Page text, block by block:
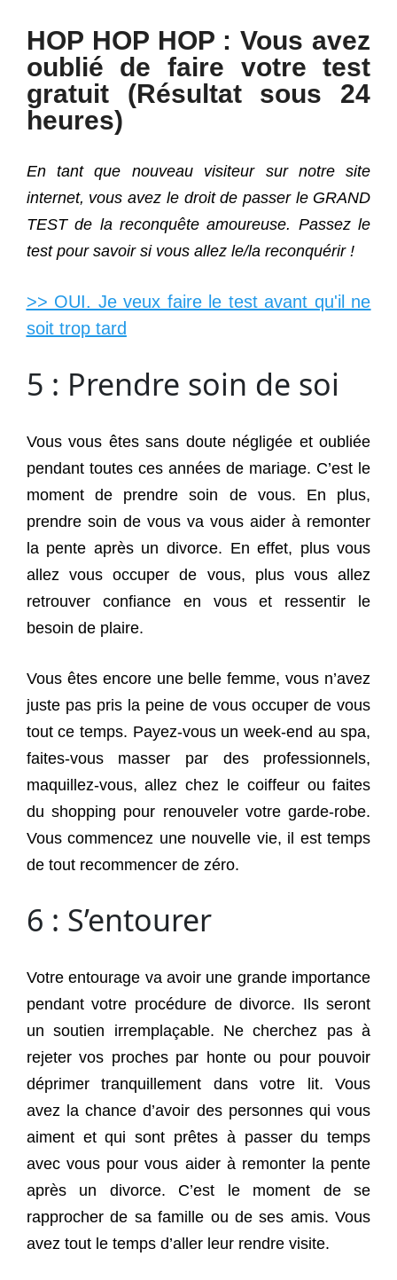
HOP HOP HOP : Vous avez
oublié de faire votre test
gratuit (Résultat sous 24
heures)
En tant que nouveau visiteur sur notre site
internet, vous avez le droit de passer le GRAND
TEST de la reconquête amoureuse. Passez le
test pour savoir si vous allez le/la reconquérir !
>> OUI. Je veux faire le test avant qu'il ne
soit trop tard
5 : Prendre soin de soi
Vous vous êtes sans doute négligée et oubliée
pendant toutes ces années de mariage. C’est le
moment de prendre soin de vous. En plus,
prendre soin de vous va vous aider à remonter
la pente après un divorce. En effet, plus vous
allez vous occuper de vous, plus vous allez
retrouver confiance en vous et ressentir le
besoin de plaire.
Vous êtes encore une belle femme, vous n’avez
juste pas pris la peine de vous occuper de vous
tout ce temps. Payez-vous un week-end au spa,
faites-vous masser par des professionnels,
maquillez-vous, allez chez le coiffeur ou faites
du shopping pour renouveler votre garde-robe.
Vous commencez une nouvelle vie, il est temps
de tout recommencer de zéro.
6 : S’entourer
Votre entourage va avoir une grande importance
pendant votre procédure de divorce. Ils seront
un soutien irremplaçable. Ne cherchez pas à
rejeter vos proches par honte ou pour pouvoir
déprimer tranquillement dans votre lit. Vous
avez la chance d’avoir des personnes qui vous
aiment et qui sont prêtes à passer du temps
avec vous pour vous aider à remonter la pente
après un divorce. C’est le moment de se
rapprocher de sa famille ou de ses amis. Vous
avez tout le temps d’aller leur rendre visite.